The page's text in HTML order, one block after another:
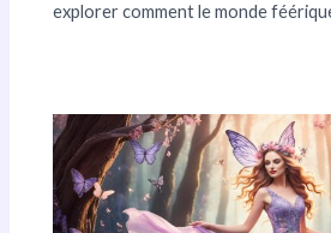
explorer comment le monde